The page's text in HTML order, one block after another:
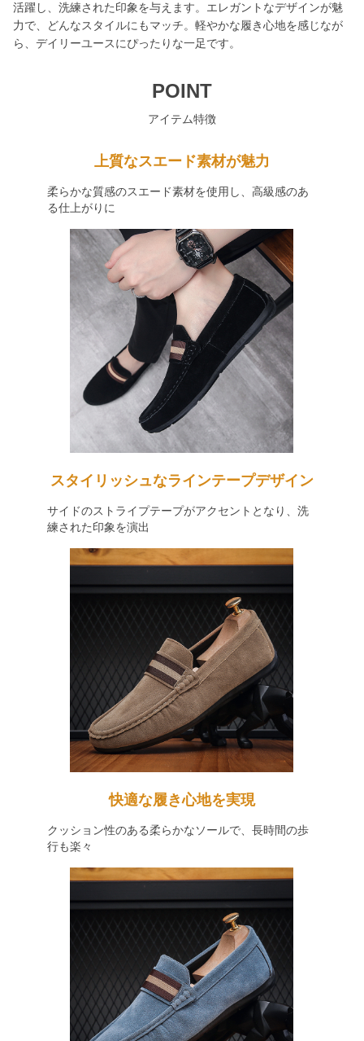
活躍し、洗練された印象を与えます。エレガントなデザインが魅
力で、どんなスタイルにもマッチ。軽やかな履き心地を感じなが
ら、デイリーユースにぴったりな一足です。
POINT
アイテム特徴
上質なスエード素材が魅力
柔らかな質感のスエード素材を使用し、高級感のあ
る仕上がりに
スタイリッシュなラインテープデザイン
サイドのストライプテープがアクセントとなり、洗
練された印象を演出
快適な履き心地を実現
クッション性のある柔らかなソールで、長時間の歩
行も楽々